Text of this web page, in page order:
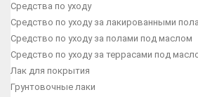
Средства по уходу
Средство по уходу за лакированными
Средство по уходу за полами под маслом
Средство по уходу за террасами под
Лак для покрытия
Грунтовочные лаки